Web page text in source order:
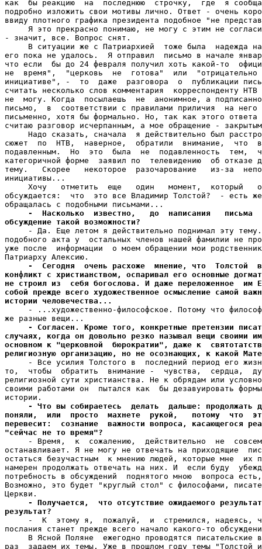
как  бы реакцию  на  последнюю  строчку,  где  я
подробно изложить свои мотивы лично. Ответ - очень
ввиду плотного графика президента подобное "не
Я это прекрасно понимаю, не могу с этим не
- значит, все. Вопрос снят.
В ситуации же с Патриархией  тоже была  надежда
его пока не удалось.  Я отправил  письмо в начале
что если  бы до 24 февраля получил хоть какой-то
не  время",  "церковь  не  готова"  или
инициативе", -  то  даже  разговора  о  публикации
считать несколько слов комментария  корреспонденту
не  могу. Когда  посылаешь  не  анонимное, а
письмо,  в  соответствии с правилами приличия  на него
письменно, хотя бы формально. Но, так как этого
считаю разговор исчерпанным, а мое обращение -
Надо сказать, сначала  я действительно был
сюжет  по  НТВ,  наверное,  обратили  внимание,  что
подавленным.  Но  это  была  не  подавленность  тем,
категоричной форме  заявил по  телевидению  об отказе
тему.   Скорее   некоторое  разочарование   из-за
инициативы...
Хочу   отметить  еще   один   момент,  который
обсуждается:  что  это все Владимир Толстой?  - есть
обращалась с подобными письмами...
-  Насколько  известно,   до  написания   письма
обсуждение такой возможности?
- Да. Еще летом я действительно поднимал эту тему.
подобного акта у  остальных членов нашей фамилии не
уже после  информации  о моем обращении мои
Патриарху Алексию.
-  Сегодня  очень расхоже  мнение, что  Толстой
конфликт с христианством, оспаривал его основные
не строил из  себя богослова. И даже переложенное  им
собой прежде всего художественное осмысление самой
истории человечества...
- ...художественно-философское. Потому что
же разные вещи...
- Согласен. Кроме того, конкретные претензии
случаях, когда он довольно резко называл вещи своими
основном к "церковной  бюрократии", даже к
религиозную организацию, но не осознающих, к какой
- Все усилия Толстого в  последний период его
то,  чтобы  обратить  внимание -  чувства,  сердца,
религиозной сути христианства. Не к обрядам или
своими работами он  пытался как  бы дезавуировать
истории.
- Что вы собираетесь  делать  дальше: продолжать
поняли,  или  просто  махнете  рукой,   потому  что
перевесит:  сознание  важности вопроса, касающегося
"сейчас не то время"?
- Время,  к  сожалению,  действительно  не
останавливает. Я не могу не отвечать на приходящие
остаться безучастным  к мнению людей, которые мне  их
намерен продолжать отвечать на них. И  если буду
потребность в обсуждений  поднятого мною  вопроса
Возможно, это будет "круглый стол" с философами,
Церкви.
- Получается,  что отсутствие ожидаемого
результат?
-  К  этому я,  пожалуй,  и  стремился, надеясь,
послания станет прежде всего начало какого-то
В Ясной Поляне  ежегодно проводятся писательские
раз  задаем их темы. Уже в прошлом году темы "Толстой